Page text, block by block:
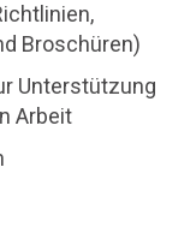
Broschüren)
Unterstützung
Arbeit